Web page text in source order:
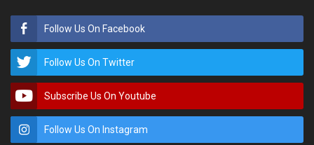
Follow Us On Facebook
Follow Us On Twitter
Subscribe Us On Youtube
Follow Us On Instagram